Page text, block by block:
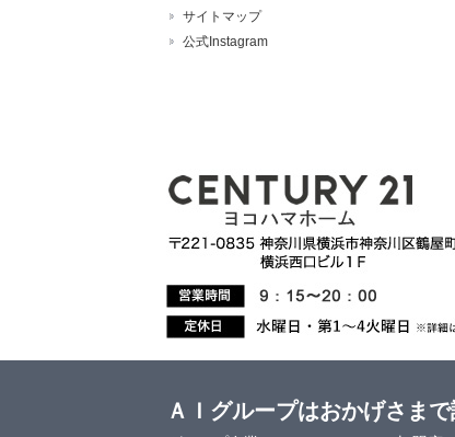
サイトマップ
公式Instagram
ＡＩグループはおかげさま